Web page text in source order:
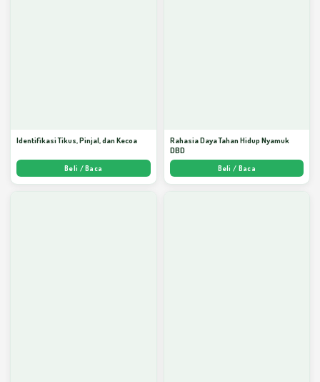
Identifikasi Tikus, Pinjal, dan Kecoa
Beli / Baca
Rahasia Daya Tahan Hidup Nyamuk
DBD
Beli / Baca